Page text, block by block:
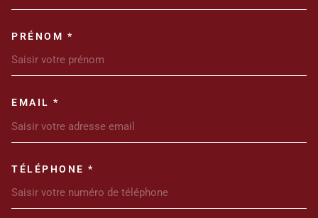
PRÉNOM *
EMAIL *
TÉLÉPHONE *